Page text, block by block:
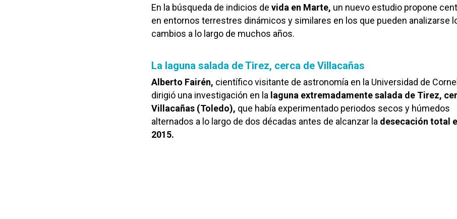
En la búsqueda de indicios de vida en Marte, un nuevo estudio propone
en entornos terrestres dinámicos y similares en los que pueden analizarse
cambios a lo largo de muchos años.
La laguna salada de Tirez, cerca de Villacañas
Alberto Fairén, científico visitante de astronomía en la Universidad de
dirigió una investigación en la laguna extremadamente salada de Tirez,
Villacañas (Toledo), que había experimentado periodos secos y húmedos
alternados a lo largo de dos décadas antes de alcanzar la desecación total
2015.